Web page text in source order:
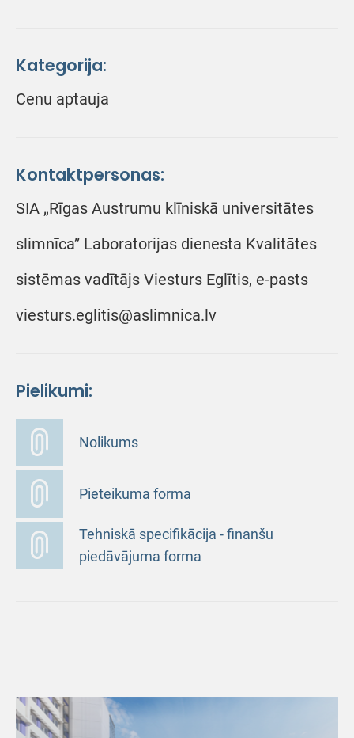
Kategorija:
Cenu aptauja
Kontaktpersonas:
SIA „Rīgas Austrumu klīniskā universitātes
slimnīca” Laboratorijas dienesta Kvalitātes
sistēmas vadītājs Viesturs Eglītis, e-pasts
viesturs.eglitis@aslimnica.lv
Pielikumi:
Nolikums
Pieteikuma forma
Tehniskā specifikācija - finanšu
piedāvājuma forma